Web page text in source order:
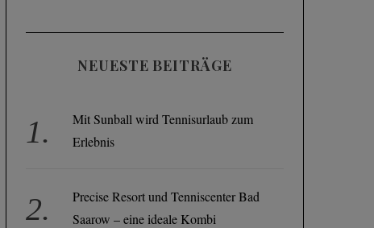
NEUESTE BEITRÄGE
Mit Sunball wird Tennisurlaub zum
Erlebnis
Precise Resort und Tenniscenter Bad
Saarow – eine ideale Kombi